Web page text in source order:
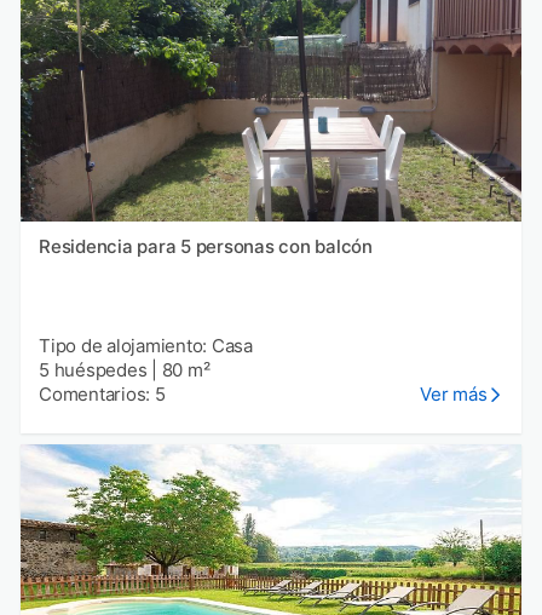
Residencia para 5 personas con balcón
Tipo de alojamiento: Casa
5 huéspedes
80 m²
Comentarios: 5
Ver más